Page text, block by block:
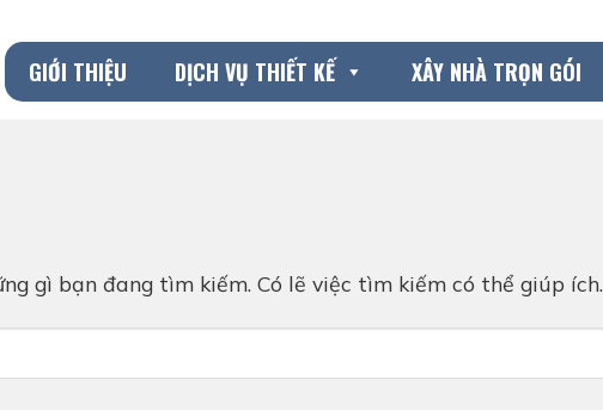
GIỚI THIỆU DỊCH VỤ THIẾT KẾ XÂY NHÀ TRỌN GÓI
gì bạn đang tìm kiếm. Có lẽ việc tìm kiếm có thể giúp ích.